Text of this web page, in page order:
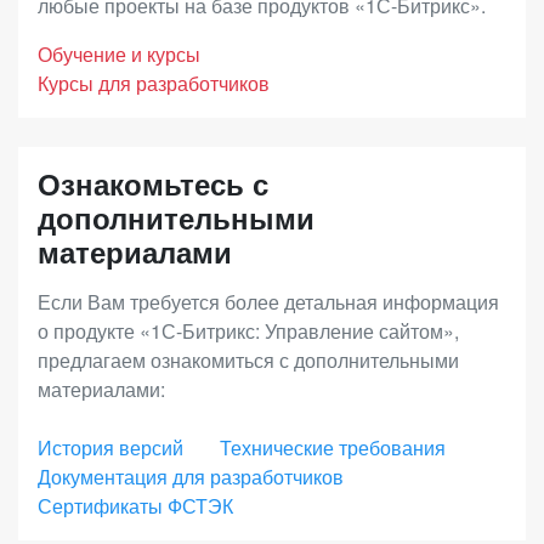
возможность построения дилерских продаж,
запустить программу лояльности и
аффилиатские программы, использовать
расширенную отчетность.
«Энтерпрайз»– лицензия с максимальной
функциональностью для средних и крупных
интернет-магазинов, региональных и
федеральных сетей. Позволяет выстраивать
онлайн-продажи во всех каналах присутствия с
единым центром управления, масштабировать
программного продукта клиентом по истечению
программный продукт (по статье 1281 ГК РФ).
Обучение и курсы
Курсы для разработчиков
Ознакомьтесь с
дополнительными
материалами
Если Вам требуется более детальная информация
о продукте «1С-Битрикс: Управление сайтом»,
предлагаем ознакомиться с дополнительными
материалами:
История версий
Технические требования
Документация для разработчиков
Сертификаты ФСТЭК